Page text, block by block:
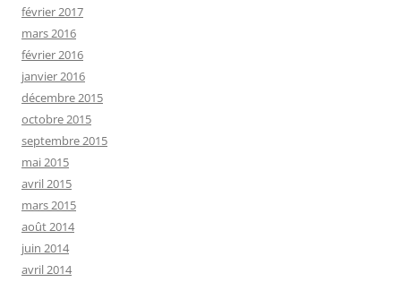
février 2017
mars 2016
février 2016
janvier 2016
décembre 2015
octobre 2015
septembre 2015
mai 2015
avril 2015
mars 2015
août 2014
juin 2014
avril 2014